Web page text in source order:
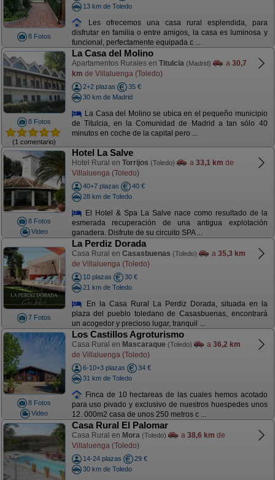
8 Fotos
13 km de Toledo
Les ofrecemos una casa rural esplendida, para
disfrutar en familia o entre amigos, la casa es luminosa y
funcional, perfectamente equipada c ...
8 Fotos
(1 comentario)
La Casa del Molino
Apartamentos Rurales en Titulcia (Madrid) a 30,7
km de Villaluenga (Toledo)
2+2 plazas
35 €
30 km de Madrid
La Casa del Molino se ubica en el pequeño municipio
de Titulcia, en la Comunidad de Madrid a tan sólo 40
minutos en coche de la capital pero ...
8 Fotos
Video
Hotel La Salve
Hotel Rural en Torrijos (Toledo) a 33,1 km de
Villaluenga (Toledo)
40+7 plazas
40 €
28 km de Toledo
El Hotel & Spa La Salve nace como resultado de la
esmerada recuperación de una antigua explotación
ganadera. Disfrute de su circuito SPA ...
7 Fotos
La Perdiz Dorada
Casa Rural en Casasbuenas (Toledo) a 35,3 km
de Villaluenga (Toledo)
10 plazas
30 €
21 km de Toledo
En la Casa Rural La Perdiz Dorada, situada en la
plaza del pueblo toledano de Casasbuenas, encontrará
un acogedor y precioso lugar, tranquil ...
8 Fotos
Video
Los Castillos Agroturismo
Casa Rural en Mascaraque (Toledo) a 36,2 km
de Villaluenga (Toledo)
6-10+3 plazas
34 €
31 km de Toledo
Finca de 10 hectareas de las cuales hemos acotado
para uso pivado y exclusivo de nuestros huespedes unos
12. 000m2 casa de unos 250 metros c ...
Casa Rural El Palomar
Casa Rural en Mora (Toledo) a 38,6 km de
Villaluenga (Toledo)
14-24 plazas
29 €
30 km de Toledo